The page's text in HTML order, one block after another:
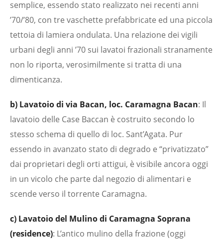
semplice, essendo stato realizzato nei recenti anni
’70/’80, con tre vaschette prefabbricate ed una piccola
tettoia di lamiera ondulata. Una relazione dei vigili
urbani degli anni ’70 sui lavatoi frazionali stranamente
non lo riporta, verosimilmente si tratta di una
dimenticanza.
b) Lavatoio di via Bacan, loc. Caramagna Bacan: Il
lavatoio delle Case Baccan è costruito secondo lo
stesso schema di quello di loc. Sant’Agata. Pur
essendo in avanzato stato di degrado e “privatizzato”
dai proprietari degli orti attigui, è visibile ancora oggi
in un vicolo che parte dal negozio di alimentari e
scende verso il torrente Caramagna.
c) Lavatoio del Mulino di Caramagna Soprana
(residence): L’antico mulino della frazione (oggi